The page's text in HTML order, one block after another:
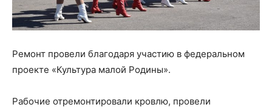
Ремонт провели благодаря участию в федеральном
проекте «Культура малой Родины».
Рабочие отремонтировали кровлю, провели